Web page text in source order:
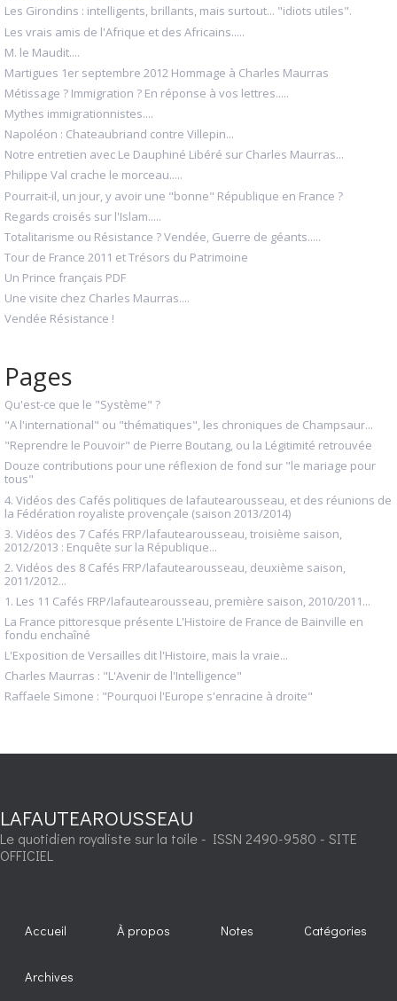
Les Girondins : intelligents, brillants, mais surtout... "idiots utiles".
Les vrais amis de l'Afrique et des Africains.....
M. le Maudit....
Martigues 1er septembre 2012 Hommage à Charles Maurras
Métissage ? Immigration ? En réponse à vos lettres.....
Mythes immigrationnistes....
Napoléon : Chateaubriand contre Villepin...
Notre entretien avec Le Dauphiné Libéré sur Charles Maurras...
Philippe Val crache le morceau.....
Pourrait-il, un jour, y avoir une "bonne" République en France ?
Regards croisés sur l'Islam.....
Totalitarisme ou Résistance ? Vendée, Guerre de géants.....
Tour de France 2011 et Trésors du Patrimoine
Un Prince français PDF
Une visite chez Charles Maurras....
Vendée Résistance !
Pages
Qu'est-ce que le "Système" ?
"A l'international" ou "thématiques", les chroniques de Champsaur...
"Reprendre le Pouvoir" de Pierre Boutang, ou la Légitimité retrouvée
Douze contributions pour une réflexion de fond sur "le mariage pour
tous"
4. Vidéos des Cafés politiques de lafautearousseau, et des réunions de
la Fédération royaliste provençale (saison 2013/2014)
3. Vidéos des 7 Cafés FRP/lafautearousseau, troisième saison,
2012/2013 : Enquête sur la République...
2. Vidéos des 8 Cafés FRP/lafautearousseau, deuxième saison,
2011/2012...
1. Les 11 Cafés FRP/lafautearousseau, première saison, 2010/2011...
La France pittoresque présente L'Histoire de France de Bainville en
fondu enchaîné
L'Exposition de Versailles dit l'Histoire, mais la vraie...
Charles Maurras : "L'Avenir de l'Intelligence"
Raffaele Simone : "Pourquoi l'Europe s'enracine à droite"
LAFAUTEAROUSSEAU
Le quotidien royaliste sur la toile - ISSN 2490-9580 - SITE
OFFICIEL
Accueil À propos Notes Catégories
Archives